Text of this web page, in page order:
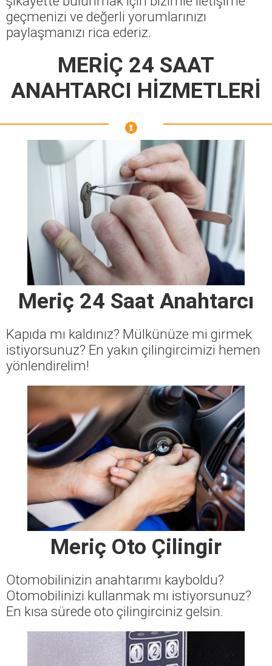
geçmenizi ve değerli yorumlarınızı
paylaşmanızı rica ederiz.
MERİÇ 24 SAAT
ANAHTARCI HİZMETLERİ
Meriç 24 Saat Anahtarcı
Kapıda mı kaldınız? Mülkünüze mi girmek
istiyorsunuz? En yakın çilingircimizi hemen
yönlendirelim!
Meriç Oto Çilingir
Otomobilinizin anahtarımı kayboldu?
Otomobilinizi kullanmak mı istiyorsunuz?
En kısa sürede oto çilingirciniz gelsin.